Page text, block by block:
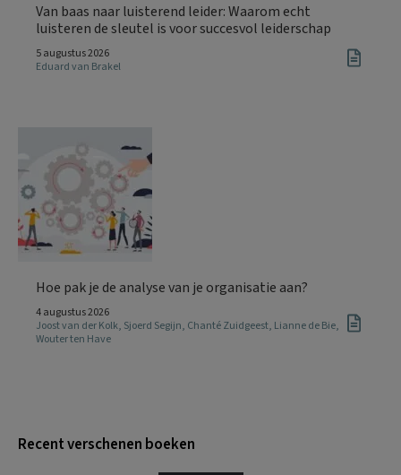
Van baas naar luisterend leider: Waarom echt
luisteren de sleutel is voor succesvol leiderschap
5 augustus 2026
Eduard van Brakel
Hoe pak je de analyse van je organisatie aan?
4 augustus 2026
Joost van der Kolk, Sjoerd Segijn, Chanté Zuidgeest, Lianne de Bie,
Wouter ten Have
Recent verschenen boeken